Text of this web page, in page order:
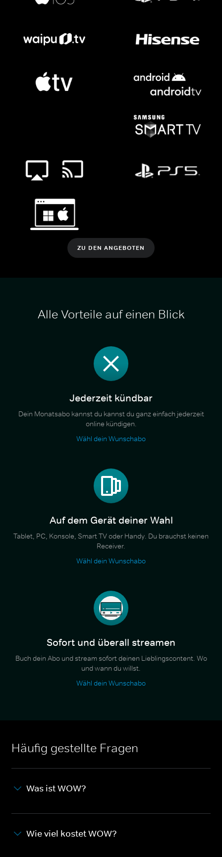
ZU DEN ANGEBOTEN
Alle Vorteile auf einen Blick
Jederzeit kündbar
Dein Monatsabo kannst du kannst du ganz einfach jederzeit
online kündigen.
Wähl dein Wunschabo
Auf dem Gerät deiner Wahl
Tablet, PC, Konsole, Smart TV oder Handy. Du brauchst keinen
Receiver.
Wähl dein Wunschabo
Sofort und überall streamen
Buch dein Abo und stream sofort deinen Lieblingscontent. Wo
und wann du willst.
Wähl dein Wunschabo
Häufig gestellte Fragen
Was ist WOW?
Wie viel kostet WOW?